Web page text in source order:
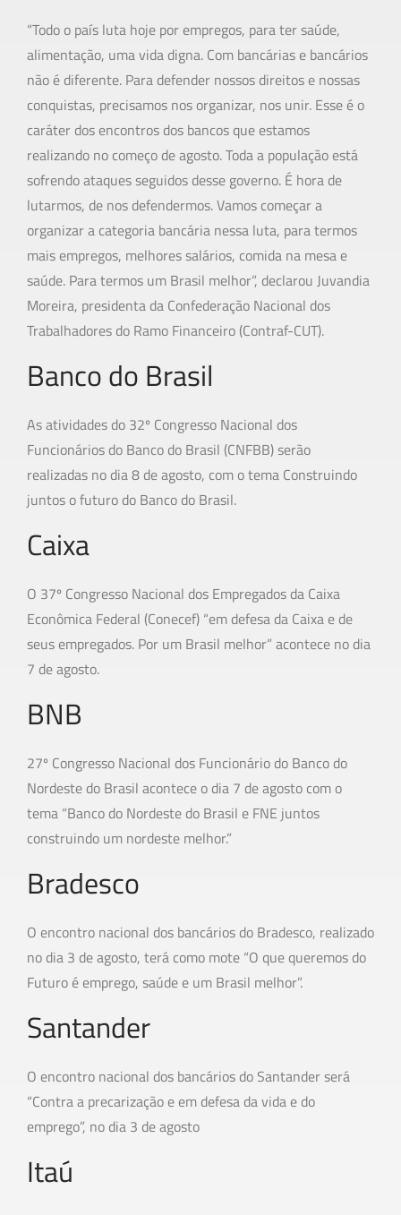
“Todo o país luta hoje por empregos, para ter saúde,
alimentação, uma vida digna. Com bancárias e bancários
não é diferente. Para defender nossos direitos e nossas
conquistas, precisamos nos organizar, nos unir. Esse é o
caráter dos encontros dos bancos que estamos
realizando no começo de agosto. Toda a população está
sofrendo ataques seguidos desse governo. É hora de
lutarmos, de nos defendermos. Vamos começar a
organizar a categoria bancária nessa luta, para termos
mais empregos, melhores salários, comida na mesa e
saúde. Para termos um Brasil melhor”, declarou Juvandia
Moreira, presidenta da Confederação Nacional dos
Trabalhadores do Ramo Financeiro (Contraf-CUT).
Banco do Brasil
As atividades do 32º Congresso Nacional dos
Funcionários do Banco do Brasil (CNFBB) serão
realizadas no dia 8 de agosto, com o tema Construindo
juntos o futuro do Banco do Brasil.
Caixa
O 37º Congresso Nacional dos Empregados da Caixa
Econômica Federal (Conecef) “em defesa da Caixa e de
seus empregados. Por um Brasil melhor” acontece no dia
7 de agosto.
BNB
27º Congresso Nacional dos Funcionário do Banco do
Nordeste do Brasil acontece o dia 7 de agosto com o
tema “Banco do Nordeste do Brasil e FNE juntos
construindo um nordeste melhor.”
Bradesco
O encontro nacional dos bancários do Bradesco, realizado
no dia 3 de agosto, terá como mote “O que queremos do
Futuro é emprego, saúde e um Brasil melhor”.
Santander
O encontro nacional dos bancários do Santander será
“Contra a precarização e em defesa da vida e do
emprego”, no dia 3 de agosto
Itaú